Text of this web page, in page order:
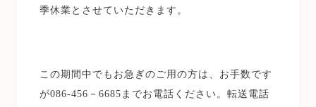
季休業とさせていただきます。
この期間中でもお急ぎのご用の方は、お手数です
が086-456－6685までお電話ください。転送電話